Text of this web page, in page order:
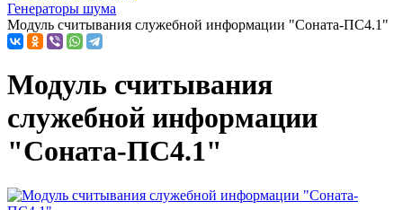
Генераторы шума
Модуль считывания служебной информации "Соната-ПС4.1"
Модуль считывания
служебной информации
"Соната-ПС4.1"